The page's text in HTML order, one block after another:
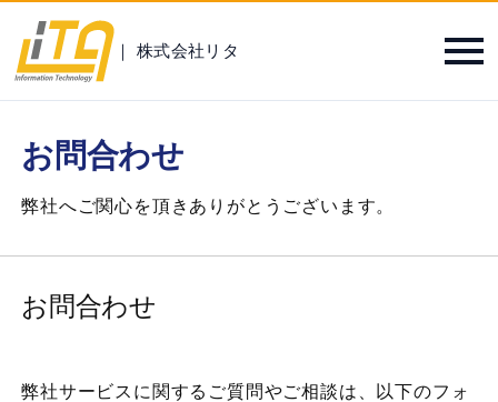
｜ 株式会社リタ
お問合わせ
弊社へご関心を頂きありがとうございます。
お問合わせ
弊社サービスに関するご質問やご相談は、以下のフォ